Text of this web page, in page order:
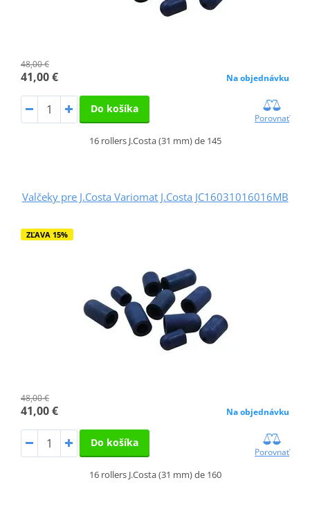
48,00 €
41,00 € Na objednávku
Do košíka
Porovnať
16 rollers J.Costa (31 mm) de 145
Valčeky pre J.Costa Variomat J.Costa JC16031016016MB
ZĽAVA 15%
48,00 €
41,00 € Na objednávku
Do košíka
Porovnať
16 rollers J.Costa (31 mm) de 160